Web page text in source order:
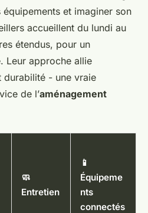
et imaginer son
accueillent du lundi au
étendus, pour un
Leur approche allie
durabilité - une vraie
de l’aménagement
🧼
Entretien
📱
Équipeme
nts
connectés